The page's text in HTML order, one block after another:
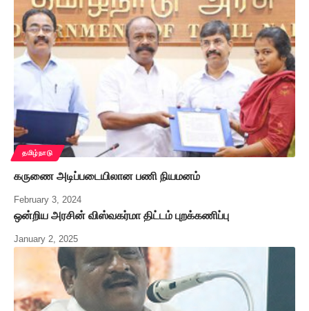
தமிழ்நாடு
கருணை அடிப்படையிலான பணி நியமனம்
February 3, 2024
ஒன்றிய அரசின் விஸ்வகர்மா திட்டம் புறக்கணிப்பு
January 2, 2025